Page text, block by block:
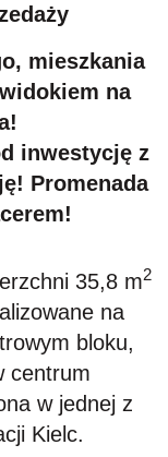
mieszkania
na
inwestycję z
Promenada
35,8 m2
na
bloku,
centrum
w jednej z
Kielc.